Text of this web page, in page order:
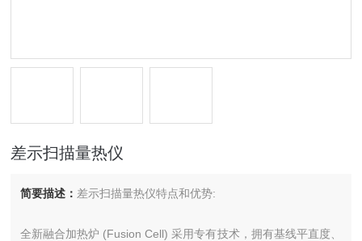
差示扫描量热仪
简要描述： 差示扫描量热仪特点和优势:
全新融合加热炉 (Fusion Cell) 采用专有技术，拥有基线平直度、